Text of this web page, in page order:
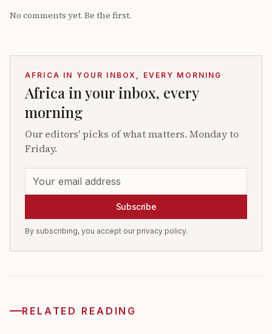
No comments yet. Be the first.
AFRICA IN YOUR INBOX, EVERY MORNING
Africa in your inbox, every
morning
Our editors' picks of what matters. Monday to
Friday.
Subscribe
By subscribing, you accept our privacy policy.
RELATED READING